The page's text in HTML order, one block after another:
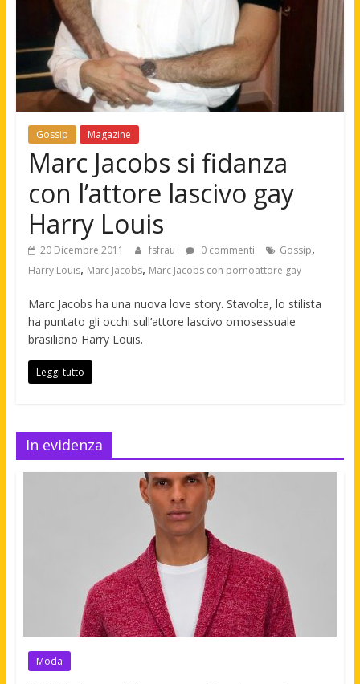
Gossip Magazine
Marc Jacobs si fidanza
con l’attore lascivo gay
Harry Louis
20 Dicembre 2011 fsfrau 0 commenti Gossip,
Harry Louis, Marc Jacobs, Marc Jacobs con pornoattore gay
Marc Jacobs ha una nuova love story. Stavolta, lo stilista
ha puntato gli occhi sull’attore lascivo omosessuale
brasiliano Harry Louis.
Leggi tutto
In evidenza
Moda